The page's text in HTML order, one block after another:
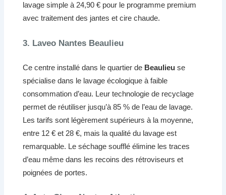
lavage simple à 24,90 € pour le programme premium
avec traitement des jantes et cire chaude.
3. Laveo Nantes Beaulieu
Ce centre installé dans le quartier de Beaulieu se
spécialise dans le lavage écologique à faible
consommation d’eau. Leur technologie de recyclage
permet de réutiliser jusqu’à 85 % de l’eau de lavage.
Les tarifs sont légèrement supérieurs à la moyenne,
entre 12 € et 28 €, mais la qualité du lavage est
remarquable. Le séchage soufflé élimine les traces
d’eau même dans les recoins des rétroviseurs et
poignées de portes.